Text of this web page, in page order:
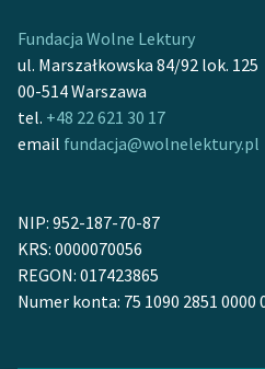
Materiały promocyjne
Polityka prywatności
Regulamin biblioteki
Regulamin darowizn
Informacja o treściach
wrażliwych
Fundacja Wolne Lektury
ul. Marszałkowska 84/92 lok. 125
00-514 Warszawa
tel. +48 22 621 30 17
email fundacja@wolnelektury.pl
NIP: 952-187-70-87
KRS: 0000070056
REGON: 017423865
Numer konta: 75 1090 2851 0000